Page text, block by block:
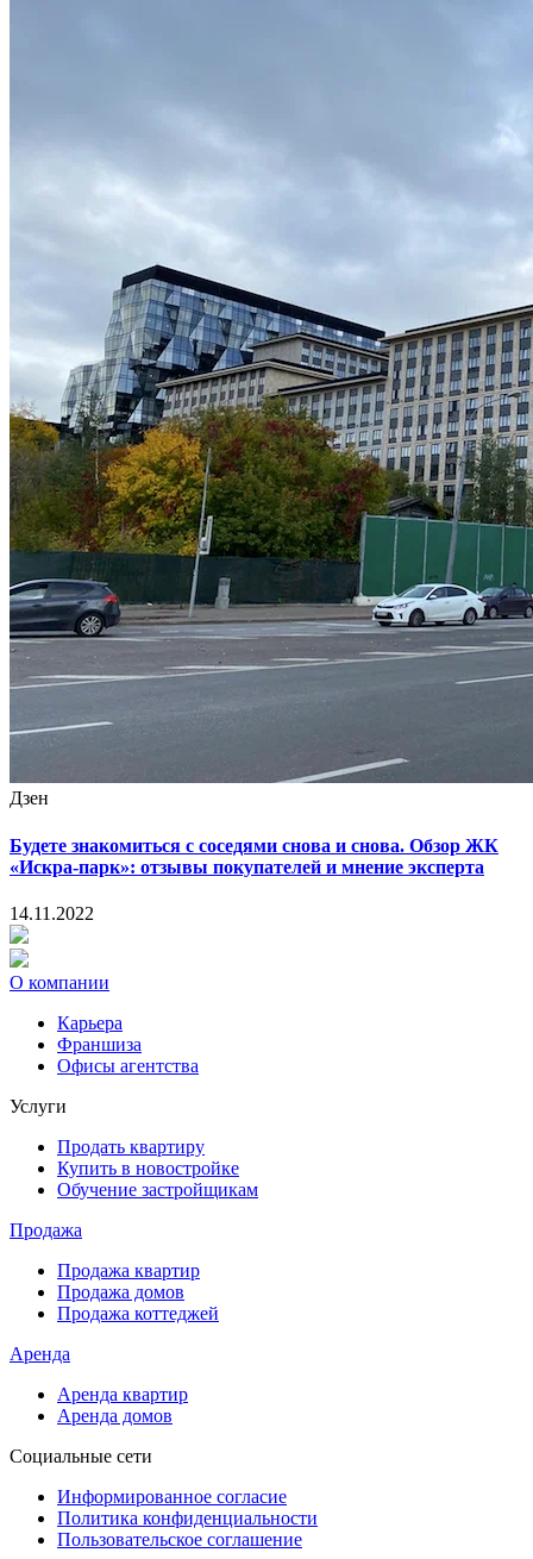
Дзен
Будете знакомиться с соседями снова и снова. Обзор ЖК
«Искра-парк»: отзывы покупателей и мнение эксперта
14.11.2022
О компании
Карьера
Франшиза
Офисы агентства
Услуги
Продать квартиру
Купить в новостройке
Обучение застройщикам
Продажа
Продажа квартир
Продажа домов
Продажа коттеджей
Аренда
Аренда квартир
Аренда домов
Социальные сети
Информированное согласие
Политика конфиденциальности
Пользовательское соглашение